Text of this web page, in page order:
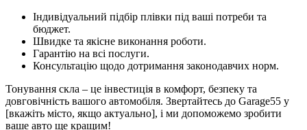
Індивідуальний підбір плівки під ваші потреби та
бюджет.
Швидке та якісне виконання роботи.
Гарантію на всі послуги.
Консультацію щодо дотримання законодавчих норм.
Тонування скла – це інвестиція в комфорт, безпеку та
довговічність вашого автомобіля. Звертайтесь до Garage55 у
[вкажіть місто, якщо актуально], і ми допоможемо зробити
ваше авто ще кращим!